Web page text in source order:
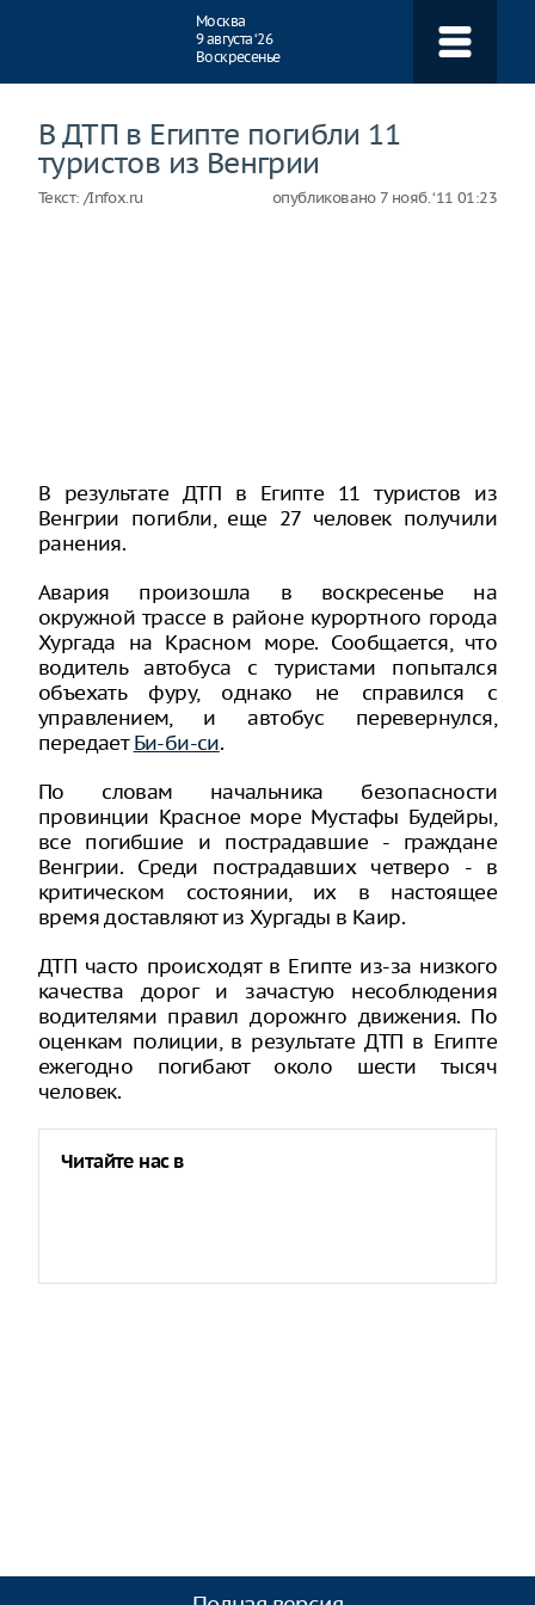
Москва
9 августа ‘26
Воскресенье
В ДТП в Египте погибли 11
туристов из Венгрии
Текст: /Infox.ru опубликовано7 нояб. ‘11 01:23
В результате ДТП в Египте 11 туристов из
Венгрии погибли, еще 27 человек получили
ранения.
Авария произошла в воскресенье на
окружной трассе в районе курортного города
Хургада на Красном море. Сообщается, что
водитель автобуса с туристами попытался
объехать фуру, однако не справился с
управлением, и автобус перевернулся,
передаетБи-би-си.
По словам начальника безопасности
провинции Красное море Мустафы Будейры,
все погибшие и пострадавшие - граждане
Венгрии. Среди пострадавших четверо - в
критическом состоянии, их в настоящее
время доставляют из Хургады в Каир.
ДТП часто происходят в Египте из-за низкого
качества дорог и зачастую несоблюдения
водителями правил дорожнго движения. По
оценкам полиции, в результате ДТП в Египте
ежегодно погибают около шести тысяч
человек.
Читайте нас в